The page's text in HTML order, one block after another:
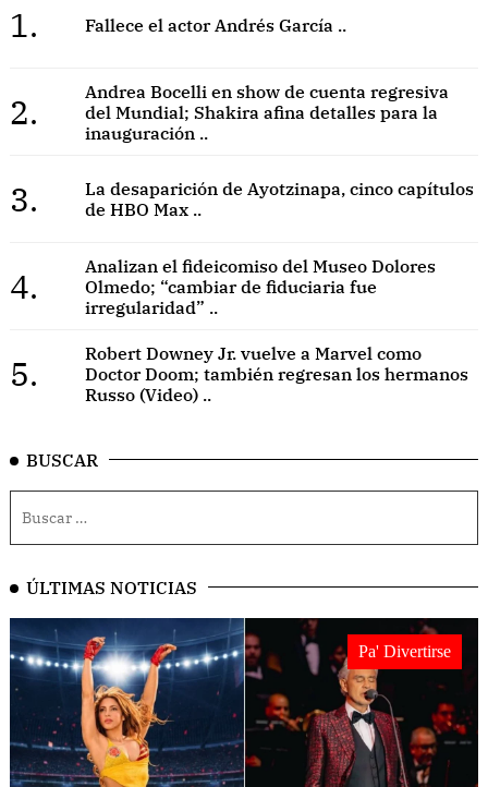
1. Fallece el actor Andrés García ..
2.
Andrea Bocelli en show de cuenta regresiva
del Mundial; Shakira afina detalles para la
inauguración ..
3.
La desaparición de Ayotzinapa, cinco capítulos
de HBO Max ..
4.
Analizan el fideicomiso del Museo Dolores
Olmedo; “cambiar de fiduciaria fue
irregularidad” ..
5.
Robert Downey Jr. vuelve a Marvel como
Doctor Doom; también regresan los hermanos
Russo (Video) ..
BUSCAR
ÚLTIMAS NOTICIAS
Pa' Divertirse